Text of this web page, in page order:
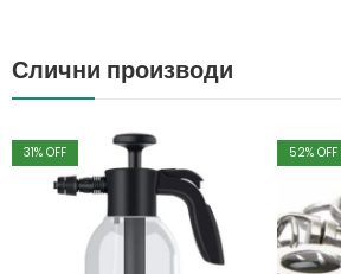
Слични производи
31% OFF 52% OFF